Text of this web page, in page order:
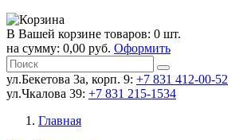
В Вашей корзине товаров: 0 шт.
на сумму: 0,00 руб. Оформить
ул.Бекетова 3а, корп. 9: +7 831 412-00-52
ул.Чкалова 39: +7 831 215-1534
Главная